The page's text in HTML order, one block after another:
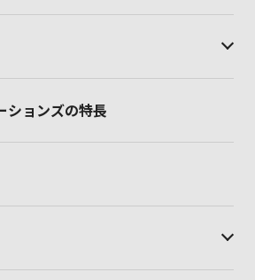
ント
ます！
コミュニケーションズブースに出
のご来場、お待ちいたしておりま
ションズの特長